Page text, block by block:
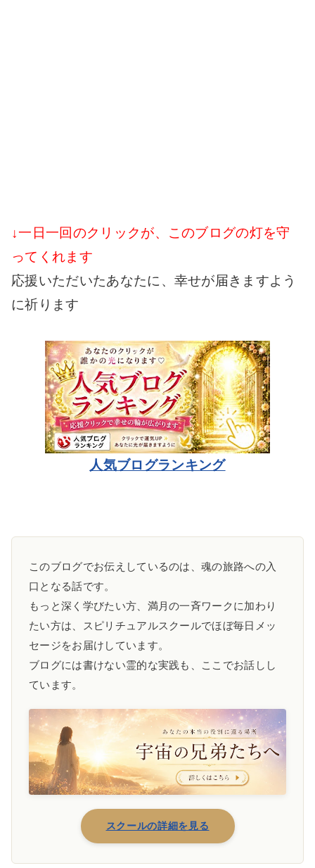
↓一日一回のクリックが、このブログの灯を守
ってくれます
応援いただいたあなたに、幸せが届きますよう
に祈ります
人気ブログランキング
このブログでお伝えしているのは、魂の旅路への入
口となる話です。
もっと深く学びたい方、満月の一斉ワークに加わり
たい方は、スピリチュアルスクールでほぼ毎日メッ
セージをお届けしています。
ブログには書けない霊的な実践も、ここでお話しし
ています。
スクールの詳細を見る